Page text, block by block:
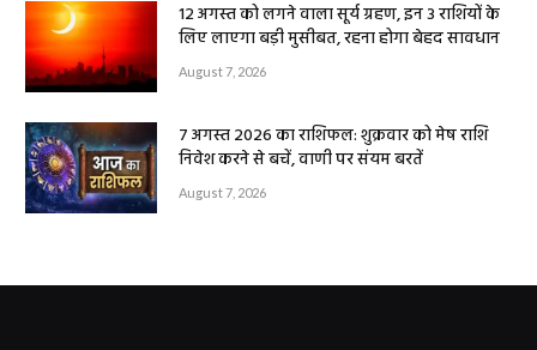
12 अगस्त को लगने वाला सूर्य ग्रहण, इन 3 राशियों के
लिए लाएगा बड़ी मुसीबत, रहना होगा बेहद सावधान
August 7, 2026
7 अगस्त 2026 का राशिफल: शुक्रवार को मेष राशि
निवेश करने से बचें, वाणी पर संयम बरतें
August 7, 2026